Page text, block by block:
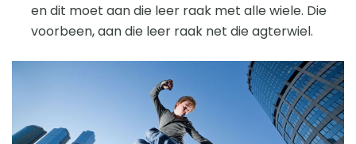
en dit moet aan die leer raak met alle wiele. Die
voorbeen, aan die leer raak net die agterwiel.